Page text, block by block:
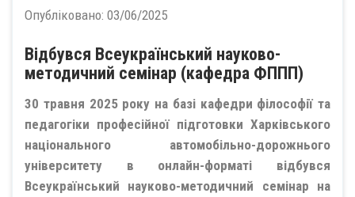
Опубліковано: 03/06/2025
Відбувся Всеукраїнський науково-
методичний семінар (кафедра ФППП)
30 травня 2025 року на базі кафедри філософії та
педагогіки професійної підготовки Харківського
національного автомобільно-дорожнього
університету в онлайн-форматі відбувся
Всеукраїнський науково-методичний семінар на